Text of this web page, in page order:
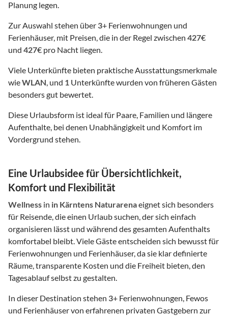
Planung legen.
Zur Auswahl stehen über 3+ Ferienwohnungen und
Ferienhäuser, mit Preisen, die in der Regel zwischen 427€
und 427€ pro Nacht liegen.
Viele Unterkünfte bieten praktische Ausstattungsmerkmale
wieWLAN, und 1 Unterkünfte wurden von früheren Gästen
besonders gut bewertet.
Diese Urlaubsform ist ideal für Paare, Familien und längere
Aufenthalte, bei denen Unabhängigkeit und Komfort im
Vordergrund stehen.
Eine Urlaubsidee für Übersichtlichkeit,
Komfort und Flexibilität
Wellness in in Kärntens Naturarenaeignet sich besonders
für Reisende, die einen Urlaub suchen, der sich einfach
organisieren lässt und während des gesamten Aufenthalts
komfortabel bleibt. Viele Gäste entscheiden sich bewusst für
Ferienwohnungen und Ferienhäuser, da sie klar definierte
Räume, transparente Kosten und die Freiheit bieten, den
Tagesablauf selbst zu gestalten.
In dieser Destination stehen 3+ Ferienwohnungen, Fewos
und Ferienhäuser von erfahrenen privaten Gastgebern zur